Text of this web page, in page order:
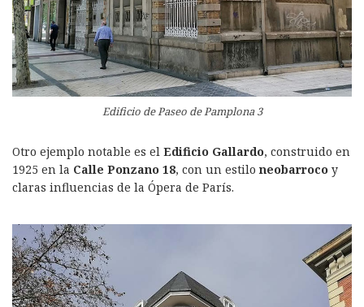
Edificio de Paseo de Pamplona 3
Otro ejemplo notable es el Edificio Gallardo, construido en
1925 en la Calle Ponzano 18, con un estiloneobarroco y
claras influencias de la Ópera de París.